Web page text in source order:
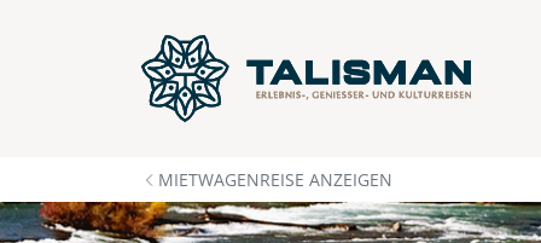
MIETWAGENREISE ANZEIGEN